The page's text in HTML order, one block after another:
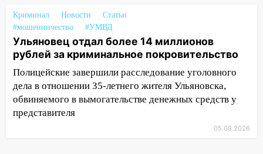
Симбирской епархии
15:45 Жителям села Тагай больше не
придётся ездить в райцентр ради сдачи
анализов
15:30 После жалобы прокурору на
улице Льва Толстого в Старой Майне
восстановили освещение
Криминал Новости
Статьи
#мошенничество
#УМВД
Ульяновец отдал более 14 миллионов
рублей за криминальное покровительство
Полицейские завершили расследование уголовного
дела в отношении 35-летнего жителя Ульяновска,
обвиняемого в вымогательстве денежных средств у
представителя
05.08.2026